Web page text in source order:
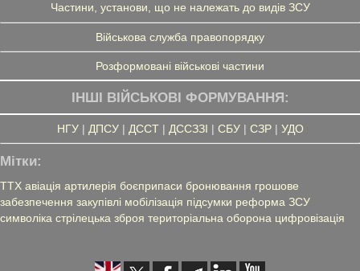
Частини, установи, що не належать до видів ЗСУ
Військова служба правопорядку
Розформовані військові частини
ІНШІ ВІЙСЬКОВІ ФОРМУВАННЯ:
НГУ| ДПСУ| ДССТ| ДССЗЗІ | СБУ| СЗР| УДО
Мітки:
ТТХ авіація артилерія боєприпаси бронювання грошове
забезпечення закупівлі мобілізація підсумки реформа ЗСУ
символіка стрілецька зброя територіальна оборона цифровізація